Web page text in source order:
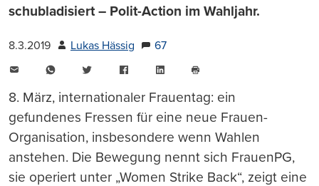
schubladisiert – Polit-Action im Wahljahr.
8.3.2019 Lukas Hässig
67
WhatsAppTwitter FacebookLinkedIn
drucken
8. März, internationaler Frauentag: ein
gefundenes Fressen für eine neue Frauen-
Organisation, insbesondere wenn Wahlen
anstehen. Die Bewegung nennt sich FrauenPG,
sie operiert unter „Women Strike Back“, zeigt eine